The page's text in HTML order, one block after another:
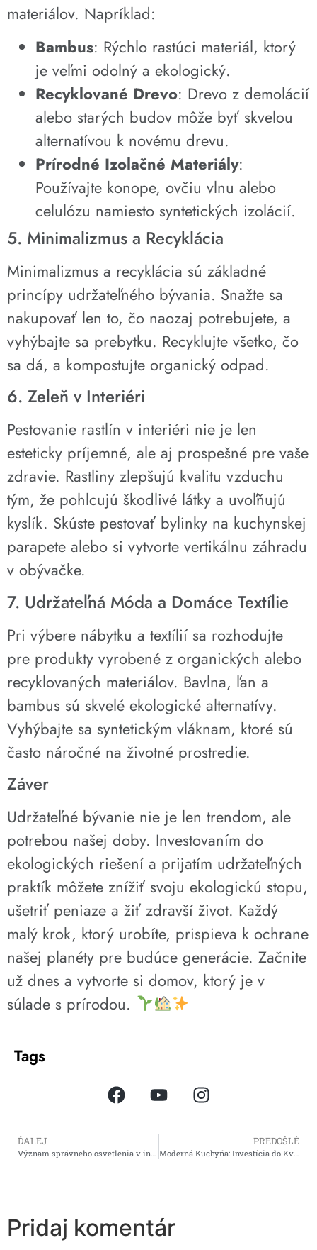
materiálov. Napríklad:
Bambus: Rýchlo rastúci materiál, ktorý
je veľmi odolný a ekologický.
Recyklované Drevo: Drevo z demolácií
alebo starých budov môže byť skvelou
alternatívou k novému drevu.
Prírodné Izolačné Materiály:
Používajte konope, ovčiu vlnu alebo
celulózu namiesto syntetických izolácií.
5. Minimalizmus a Recyklácia
Minimalizmus a recyklácia sú základné
princípy udržateľného bývania. Snažte sa
nakupovať len to, čo naozaj potrebujete, a
vyhýbajte sa prebytku. Recyklujte všetko, čo
sa dá, a kompostujte organický odpad.
6. Zeleň v Interiéri
Pestovanie rastlín v interiéri nie je len
esteticky príjemné, ale aj prospešné pre vaše
zdravie. Rastliny zlepšujú kvalitu vzduchu
tým, že pohlcujú škodlivé látky a uvoľňujú
kyslík. Skúste pestovať bylinky na kuchynskej
parapete alebo si vytvorte vertikálnu záhradu
v obývačke.
7. Udržateľná Móda a Domáce Textílie
Pri výbere nábytku a textílií sa rozhodujte
pre produkty vyrobené z organických alebo
recyklovaných materiálov. Bavlna, ľan a
bambus sú skvelé ekologické alternatívy.
Vyhýbajte sa syntetickým vláknam, ktoré sú
často náročné na životné prostredie.
Záver
Udržateľné bývanie nie je len trendom, ale
potrebou našej doby. Investovaním do
ekologických riešení a prijatím udržateľných
praktík môžete znížiť svoju ekologickú stopu,
ušetriť peniaze a žiť zdravší život. Každý
malý krok, ktorý urobíte, prispieva k ochrane
našej planéty pre budúce generácie. Začnite
už dnes a vytvorte si domov, ktorý je v
súlade s prírodou.
Tags
ĎALEJ PREDOŠLÉ
Moderná Kuchyňa: Investícia do Kvality, Ktorá sa Vám Vráti
Pridaj komentár